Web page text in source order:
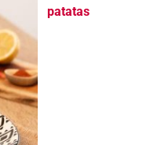
patatas